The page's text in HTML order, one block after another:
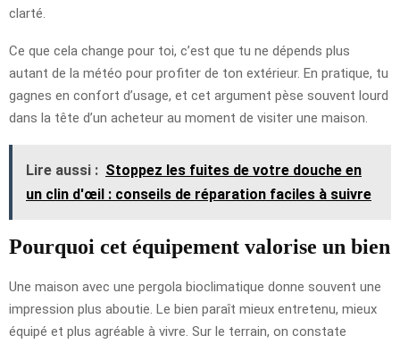
clarté.
Ce que cela change pour toi, c’est que tu ne dépends plus
autant de la météo pour profiter de ton extérieur. En pratique, tu
gagnes en confort d’usage, et cet argument pèse souvent lourd
dans la tête d’un acheteur au moment de visiter une maison.
Lire aussi : Stoppez les fuites de votre douche en
un clin d'œil : conseils de réparation faciles à suivre
Pourquoi cet équipement valorise un bien
Une maison avec une pergola bioclimatique donne souvent une
impression plus aboutie. Le bien paraît mieux entretenu, mieux
équipé et plus agréable à vivre. Sur le terrain, on constate